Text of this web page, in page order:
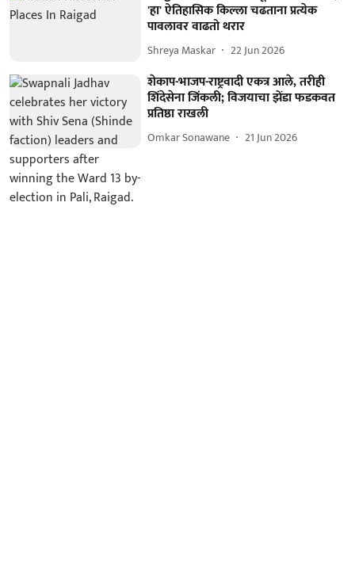
'हा' ऐतिहासिक किल्ला चढताना प्रत्येक
पावलावर वाढतो थरार
Shreya Maskar 22 Jun 2026
शेकाप-भाजप-राष्ट्रवादी एकत्र आले, तरीही
शिंदेसेना जिंकली; विजयाचा झेंडा फडकवत
प्रतिष्ठा राखली
Omkar Sonawane 21 Jun 2026